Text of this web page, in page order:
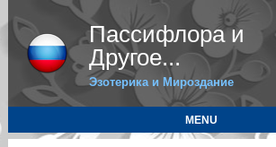
Пассифлора и
Другое...
Эзотерика и Мироздание
MENU